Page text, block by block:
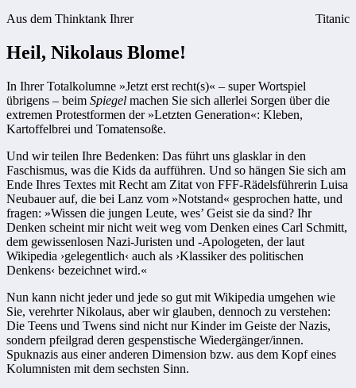
Aus dem Thinktank Ihrer
Titanic
Heil, Nikolaus Blome!
In Ihrer Totalkolumne »Jetzt erst recht(s)« – super Wortspiel
übrigens – beim Spiegel machen Sie sich allerlei Sorgen über die
extremen Protestformen der »Letzten Generation«: Kleben,
Kartoffelbrei und Tomatensoße.
Und wir teilen Ihre Bedenken: Das führt uns glasklar in den
Faschismus, was die Kids da aufführen. Und so hängen Sie sich am
Ende Ihres Textes mit Recht am Zitat von FFF-Rädelsführerin Luisa
Neubauer auf, die bei Lanz vom »Notstand« gesprochen hatte, und
fragen: »Wissen die jungen Leute, wes’ Geist sie da sind? Ihr
Denken scheint mir nicht weit weg vom Denken eines Carl Schmitt,
dem gewissenlosen Nazi-Juristen und -Apologeten, der laut
Wikipedia ›gelegentlich‹ auch als ›Klassiker des politischen
Denkens‹ bezeichnet wird.«
Nun kann nicht jeder und jede so gut mit Wikipedia umgehen wie
Sie, verehrter Nikolaus, aber wir glauben, dennoch zu verstehen:
Die Teens und Twens sind nicht nur Kinder im Geiste der Nazis,
sondern pfeilgrad deren gespenstische Wiedergänger/innen.
Spuknazis aus einer anderen Dimension bzw. aus dem Kopf eines
Kolumnisten mit dem sechsten Sinn.